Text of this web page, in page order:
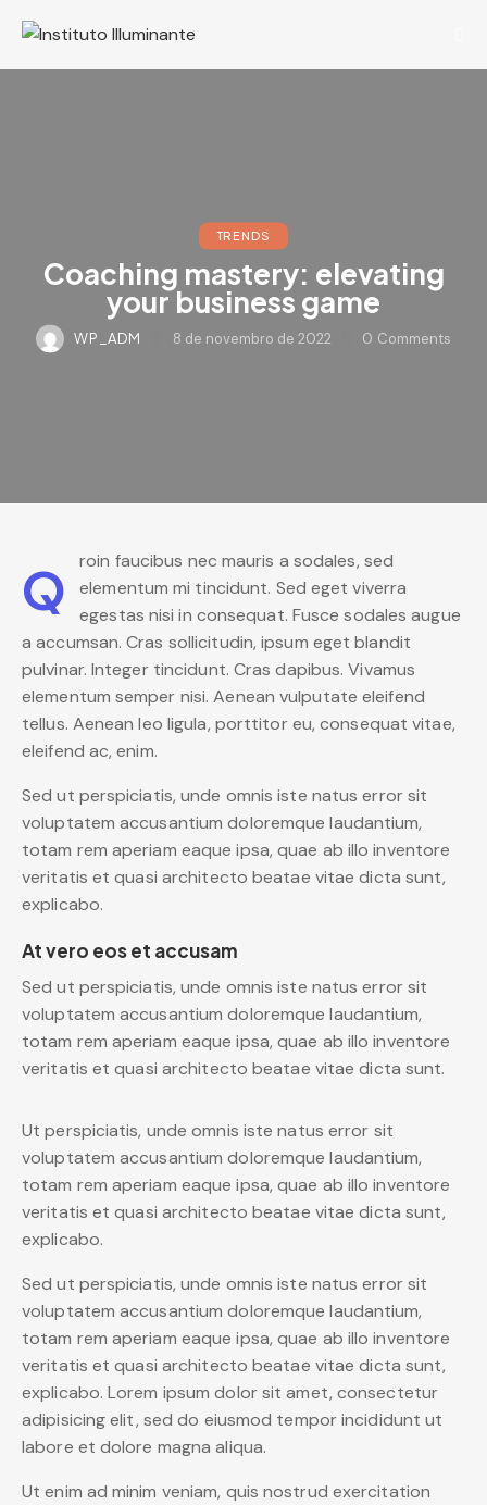
TRENDS
Coaching mastery: elevating
your business game
WP_ADM 8 de novembro de 2022 0 Comments
Q
roin faucibus nec mauris a sodales, sed
elementum mi tincidunt. Sed eget viverra
egestas nisi in consequat. Fusce sodales augue
a accumsan. Cras sollicitudin, ipsum eget blandit
pulvinar. Integer tincidunt. Cras dapibus. Vivamus
elementum semper nisi. Aenean vulputate eleifend
tellus. Aenean leo ligula, porttitor eu, consequat vitae,
eleifend ac, enim.
Sed ut perspiciatis, unde omnis iste natus error sit
voluptatem accusantium doloremque laudantium,
totam rem aperiam eaque ipsa, quae ab illo inventore
veritatis et quasi architecto beatae vitae dicta sunt,
explicabo.
At vero eos et accusam
Sed ut perspiciatis, unde omnis iste natus error sit
voluptatem accusantium doloremque laudantium,
totam rem aperiam eaque ipsa, quae ab illo inventore
veritatis et quasi architecto beatae vitae dicta sunt.
Ut perspiciatis, unde omnis iste natus error sit
voluptatem accusantium doloremque laudantium,
totam rem aperiam eaque ipsa, quae ab illo inventore
veritatis et quasi architecto beatae vitae dicta sunt,
explicabo.
Sed ut perspiciatis, unde omnis iste natus error sit
voluptatem accusantium doloremque laudantium,
totam rem aperiam eaque ipsa, quae ab illo inventore
veritatis et quasi architecto beatae vitae dicta sunt,
explicabo. Lorem ipsum dolor sit amet, consectetur
adipisicing elit, sed do eiusmod tempor incididunt ut
labore et dolore magna aliqua.
Ut enim ad minim veniam, quis nostrud exercitation